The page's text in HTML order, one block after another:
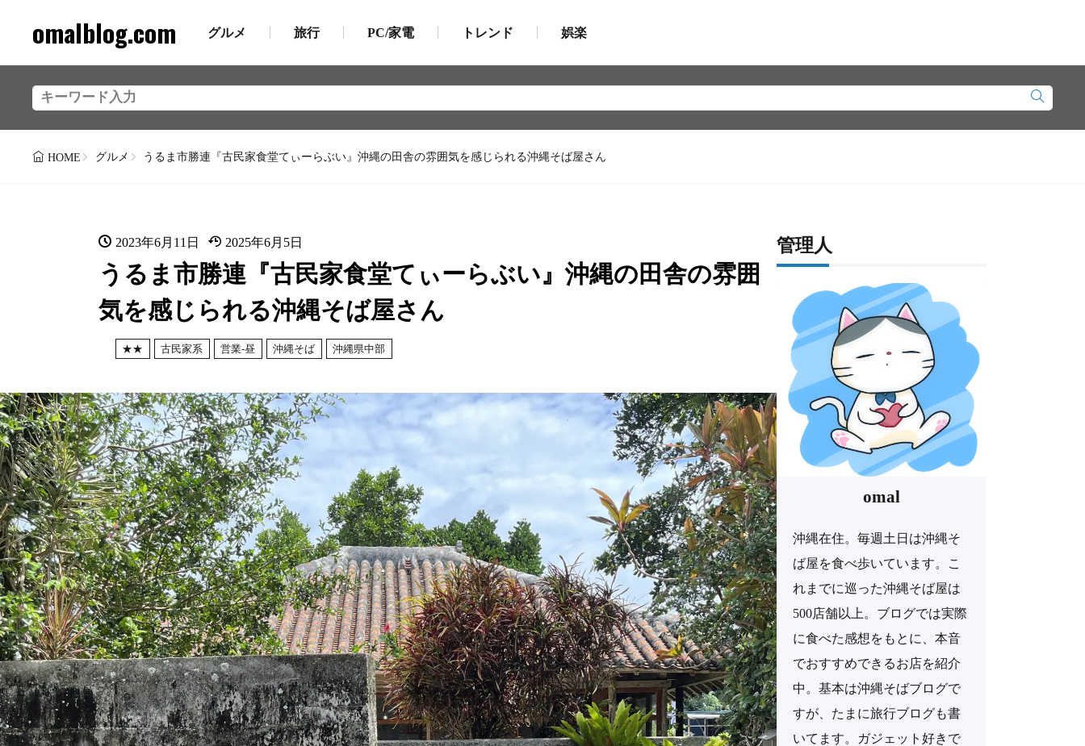
omalblog.com グルメ 旅行 PC/家電 トレンド 娯楽
HOME グルメ うるま市勝連『古民家食堂てぃーらぶい』沖縄の田舎の雰囲気を感じられる沖縄そば屋さん
2023年6月11日 2025年6月5日
うるま市勝連『古民家食堂てぃーらぶい』沖縄の田舎の雰囲
気を感じられる沖縄そば屋さん
★★ 古民家系 営業-昼 沖縄そば 沖縄県中部
管理人
omal
沖縄在住。毎週土日は沖縄そ
ば屋を食べ歩いています。こ
れまでに巡った沖縄そば屋は
500店舗以上。ブログでは実際
に食べた感想をもとに、本音
でおすすめできるお店を紹介
中。基本は沖縄そばブログで
すが、たまに旅行ブログも書
いてます。ガジェット好きで